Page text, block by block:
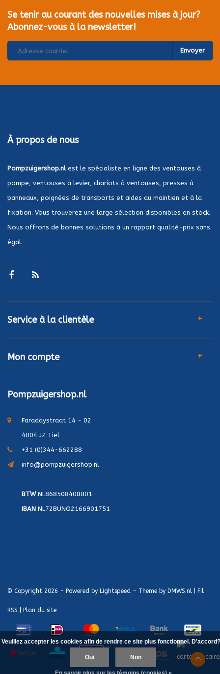
Se tenir au courant des nouvelles mises à jour?
Abonnez-vous à la newsletter!
Envoyer
À propos de nous
Pompzuigershop.nlest le spécialiste en ligne des ventouses à
pompe, ventouses à levier, chariots à ventouses, presses à
panneaux, poignées de transports et aides au maintien et à la
fixation. Vous trouverez une large sélection disponibles en stock.
Nous offrons de bonnes solutions à un rapport qualité-prix sans
égal.
Service à la clientèle
Mon compte
Pompzuigershop.nl
Faradaystraat 14 - 02
4004 JZ Tiel
+31 (0)344-662288
info@pompzuigershop.nl
BTWNL868508408B01
IBAN NL72BUNQ2166901751
© Copyright 2026 - Powered by Lightspeed - Theme by DMWS.nl Fil
RSS Plan du site
Veuillez accepter les cookies afin de rendre ce site plus fonctionnel. D'accord?
Oui Non